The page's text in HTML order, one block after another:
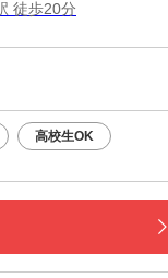
徒歩20分
高校生OK